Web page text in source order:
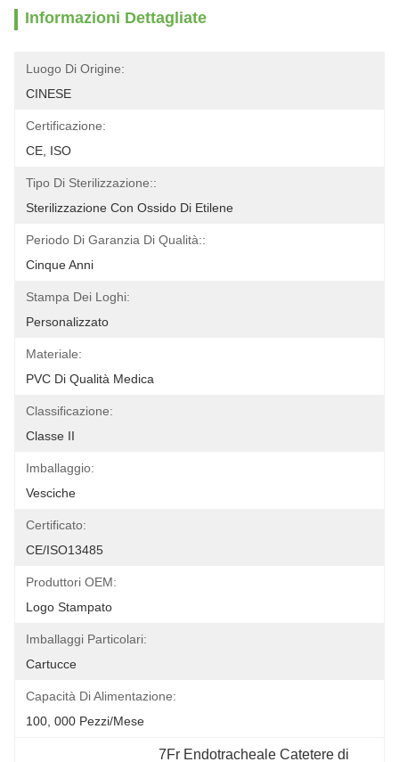
Informazioni Dettagliate
Luogo Di Origine:
CINESE
Certificazione:
CE, ISO
Tipo Di Sterilizzazione::
Sterilizzazione Con Ossido Di Etilene
Periodo Di Garanzia Di Qualità::
Cinque Anni
Stampa Dei Loghi:
Personalizzato
Materiale:
PVC Di Qualità Medica
Classificazione:
Classe II
Imballaggio:
Vesciche
Certificato:
CE/ISO13485
Produttori OEM:
Logo Stampato
Imballaggi Particolari:
Cartucce
Capacità Di Alimentazione:
100, 000 Pezzi/mese
7Fr Endotracheale Catetere di